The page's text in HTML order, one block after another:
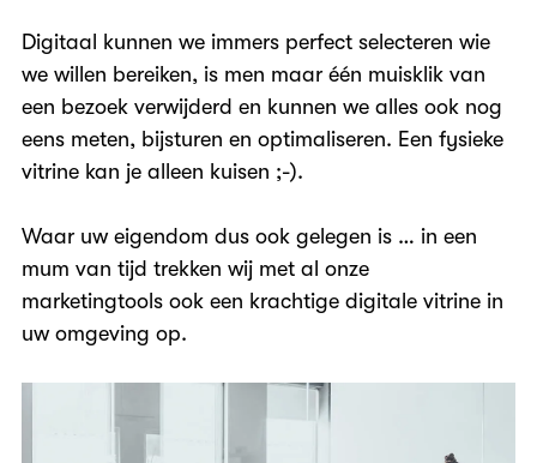
Digitaal kunnen we immers perfect selecteren wie
we willen bereiken, is men maar één muisklik van
een bezoek verwijderd en kunnen we alles ook nog
eens meten, bijsturen en optimaliseren. Een fysieke
vitrine kan je alleen kuisen ;-).
Waar uw eigendom dus ook gelegen is … in een
mum van tijd trekken wij met al onze
marketingtools ook een krachtige digitale vitrine in
uw omgeving op.